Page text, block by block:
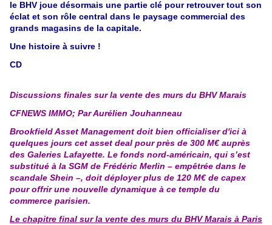
le BHV joue désormais une partie clé pour retrouver tout son
éclat et son rôle central dans le paysage commercial des
grands magasins de la capitale.
Une histoire à suivre !
CD
Discussions finales sur la vente des murs du BHV Marais
CFNEWS IMMO; Par Aurélien Jouhanneau
Brookfield Asset Management doit bien officialiser d'ici à
quelques jours cet asset deal pour près de 300 M€ auprès
des Galeries Lafayette. Le fonds nord-américain, qui s’est
substitué à la SGM de Frédéric Merlin – empêtrée dans le
scandale Shein –, doit déployer plus de 120 M€ de capex
pour offrir une nouvelle dynamique à ce temple du
commerce parisien.
Le chapitre final sur la vente des murs du BHV Marais à Paris